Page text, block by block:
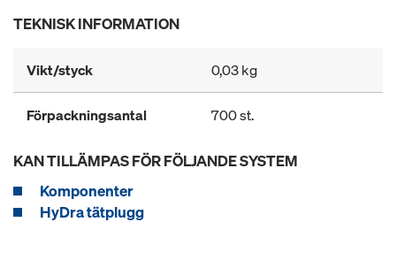
TEKNISK INFORMATION
Vikt/styck 0,03 kg
Förpackningsantal 700 st.
KAN TILLÄMPAS FÖR FÖLJANDE SYSTEM
Komponenter
HyDra tätplugg